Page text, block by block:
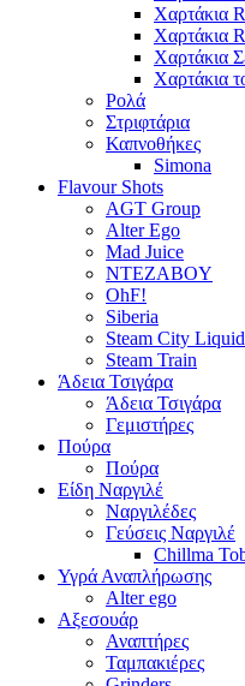
Χαρτάκια
Χαρτάκια
Χαρτάκια
Χαρτάκια
Ρολά
Στριφτάρια
Καπνοθήκες
Simona
Flavour Shots
AGT Group
Alter Ego
Mad Juice
NTEZABOY
OhF!
Siberia
Steam City
Steam Train
Άδεια Τσιγάρα
Άδεια Τσιγάρα
Γεμιστήρες
Πούρα
Πούρα
Είδη Ναργιλέ
Ναργιλέδες
Γεύσεις Ναργιλέ
Chillma
Υγρά Αναπλήρωσης
Alter ego
Αξεσουάρ
Αναπτήρες
Ταμπακιέρες